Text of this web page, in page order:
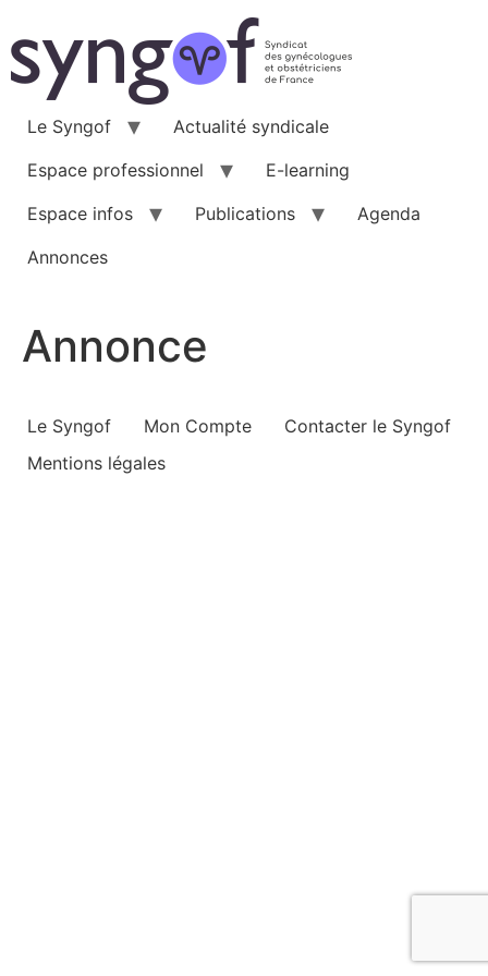
au
contenu
Le Syngof
Actualité syndicale
Espace professionnel
E-learning
Espace infos
Publications
Agenda
Annonces
Annonce
Le Syngof Mon Compte
Contacter le Syngof
Mentions légales